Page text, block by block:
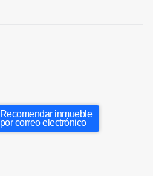
Recomendar inmueble
por correo electrónico